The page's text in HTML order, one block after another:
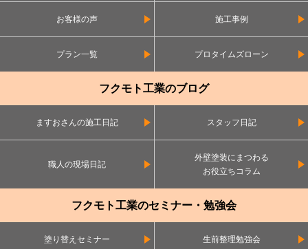
お客様の声 施工事例
プラン一覧 プロタイムズローン
フクモト工業のブログ
ますおさんの施工日記 スタッフ日記
職人の現場日記
外壁塗装にまつわる
お役立ちコラム
フクモト工業のセミナー・勉強会
塗り替えセミナー 生前整理勉強会